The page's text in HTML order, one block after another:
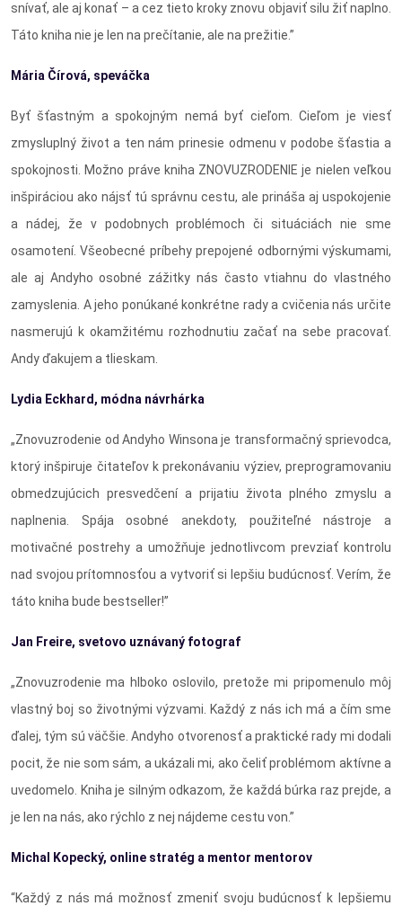
snívať, ale aj konať – a cez tieto kroky znovu objaviť silu žiť naplno.
Táto kniha nie je len na prečítanie, ale na prežitie.”
Mária Čírová, speváčka
Byť šťastným a spokojným nemá byť cieľom. Cieľom je viesť
zmysluplný život a ten nám prinesie odmenu v podobe šťastia a
spokojnosti. Možno práve kniha ZNOVUZRODENIE je nielen veľkou
inšpiráciou ako nájsť tú správnu cestu, ale prináša aj uspokojenie
a nádej, že v podobnych problémoch či situáciách nie sme
osamotení. Všeobecné príbehy prepojené odbornými výskumami,
ale aj Andyho osobné zážitky nás často vtiahnu do vlastného
zamyslenia. A jeho ponúkané konkrétne rady a cvičenia nás určite
nasmerujú k okamžitému rozhodnutiu začať na sebe pracovať.
Andy ďakujem a tlieskam.
Lydia Eckhard, módna návrhárka
„Znovuzrodenie od Andyho Winsona je transformačný sprievodca,
ktorý inšpiruje čitateľov k prekonávaniu výziev, preprogramovaniu
obmedzujúcich presvedčení a prijatiu života plného zmyslu a
naplnenia. Spája osobné anekdoty, použiteľné nástroje a
motivačné postrehy a umožňuje jednotlivcom prevziať kontrolu
nad svojou prítomnosťou a vytvoriť si lepšiu budúcnosť. Verím, že
táto kniha bude bestseller!”
Jan Freire, svetovo uznávaný fotograf
„Znovuzrodenie ma hlboko oslovilo, pretože mi pripomenulo môj
vlastný boj so životnými výzvami. Každý z nás ich má a čím sme
ďalej, tým sú väčšie. Andyho otvorenosť a praktické rady mi dodali
pocit, že nie som sám, a ukázali mi, ako čeliť problémom aktívne a
uvedomelo. Kniha je silným odkazom, že každá búrka raz prejde, a
je len na nás, ako rýchlo z nej nájdeme cestu von.”
Michal Kopecký, online stratég a mentor mentorov
“Každý z nás má možnosť zmeniť svoju budúcnosť k lepšiemu